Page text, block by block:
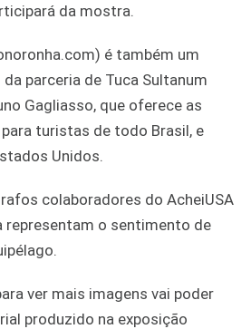
da mostra.
é também um
parceria de Tuca Sultanum
Gagliasso, que oferece as
turistas de todo Brasil, e
Unidos.
colaboradores do AcheiUSA
representam o sentimento de
ver mais imagens vai poder
produzido na exposição